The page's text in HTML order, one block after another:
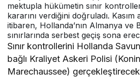
mektupla hükümetin sınır
kararını verdiğini doğruladı. Kasım
itibaren, Hollanda’nın Almanya ve
sınırlarında serbest geçiş sona
Sınır kontrollerini Hollanda
bağlı Kraliyet Askeri Polisi
Marechaussee)